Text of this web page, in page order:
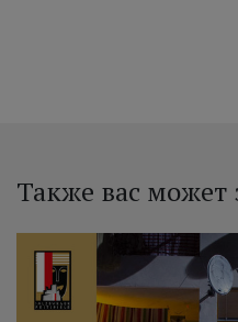
Также вас может